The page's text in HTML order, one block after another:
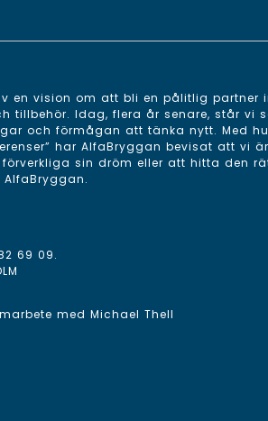
en vision om att bli en pålitlig partner
tillbehör. Idag, flera år senare, står vi
och förmågan att tänka nytt. Med
har AlfaBryggan bevisat att vi
sin dröm eller att hitta den
69 09.
medMichael Thell